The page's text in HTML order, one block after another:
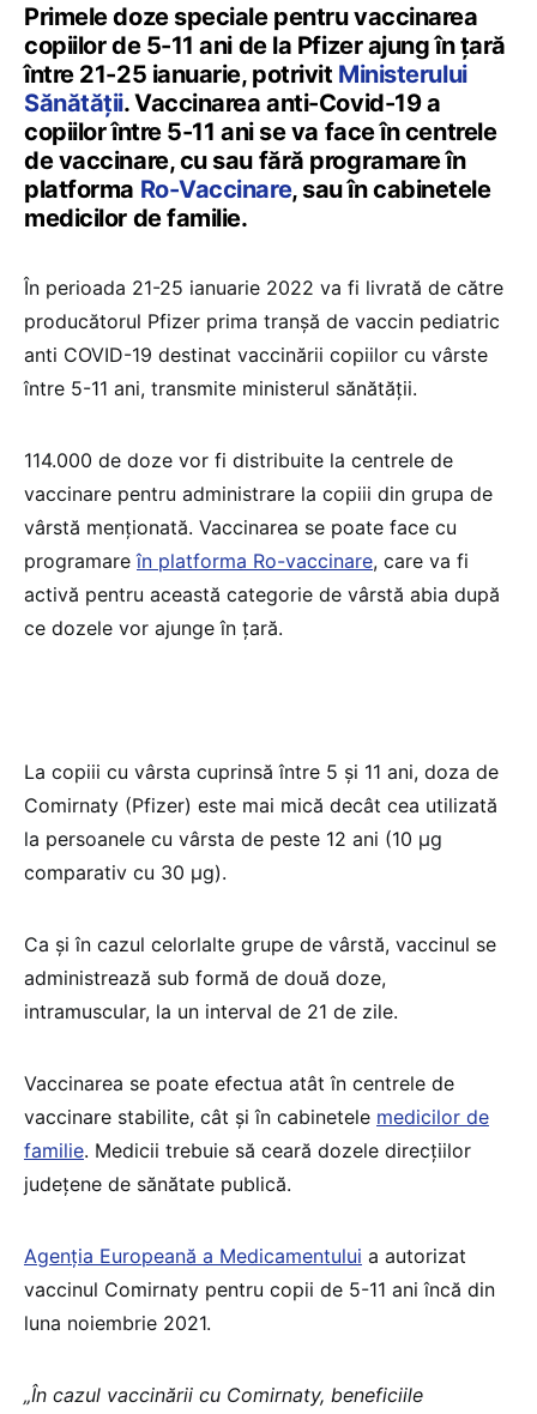
Primele doze speciale pentru vaccinarea
copiilor de 5-11 ani de la Pfizer ajung în țară
între 21-25 ianuarie, potrivit Ministerului
Sănătății. Vaccinarea anti-Covid-19 a
copiilor între 5-11 ani se va face în centrele
de vaccinare, cu sau fără programare în
platforma Ro-Vaccinare, sau în cabinetele
medicilor de familie.
În perioada 21-25 ianuarie 2022 va fi livrată de către
producătorul Pfizer prima tranșă de vaccin pediatric
anti COVID-19 destinat vaccinării copiilor cu vârste
între 5-11 ani, transmite ministerul sănătății.
114.000 de doze vor fi distribuite la centrele de
vaccinare pentru administrare la copiii din grupa de
vârstă menționată. Vaccinarea se poate face cu
programareîn platforma Ro-vaccinare, care va fi
activă pentru această categorie de vârstă abia după
ce dozele vor ajunge în țară.
La copiii cu vârsta cuprinsă între 5 și 11 ani, doza de
Comirnaty (Pfizer) este mai mică decât cea utilizată
la persoanele cu vârsta de peste 12 ani (10 µg
comparativ cu 30 µg).
Ca și în cazul celorlalte grupe de vârstă, vaccinul se
administrează sub formă de două doze,
intramuscular, la un interval de 21 de zile.
Vaccinarea se poate efectua atât în centrele de
vaccinare stabilite, cât și în cabinetele medicilor de
familie. Medicii trebuie să ceară dozele direcțiilor
județene de sănătate publică.
Agenția Europeană a Medicamentului a autorizat
vaccinul Comirnaty pentru copii de 5-11 ani încă din
luna noiembrie 2021.
„În cazul vaccinării cu Comirnaty, beneficiile